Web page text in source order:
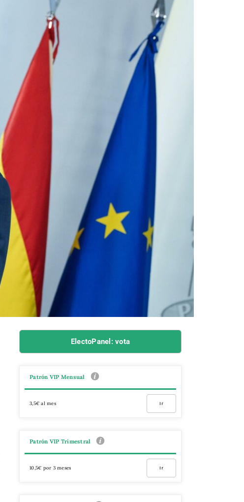
ElectoPanel: vota
Patrón VIP Mensual
3,5€ al mes Ir
Patrón VIP Trimestral
10,5€ por 3 meses Ir